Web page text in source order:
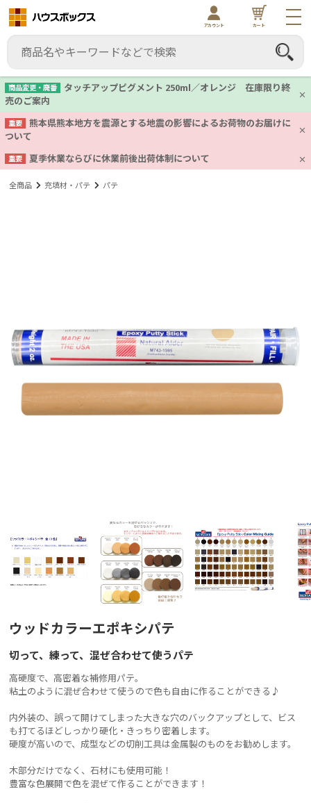
商品変更・廃番
タッチアップピグメント 250ml／オレンジ 在庫限り終
売のご案内
重要
熊本県熊本地方を震源とする地震の影響によるお荷物のお届けに
ついて
重要 夏季休業ならびに休業前後出荷体制について
アカウント カート
全商品 充填材・パテ パテ
ウッドカラーエポキシパテ
切って、練って、混ぜ合わせて使うパテ
高硬度で、高密着な補修用パテ。
粘土のように混ぜ合わせて使うので色も自由に作ることができる♪
内外装の、誤って開けてしまった大きな穴のバックアップとして、ビス
も打てるほどしっかり硬化・きっちり密着します。
硬度が高いので、成型などの切削工具は金属製のものをお勧めします。
木部分だけでなく、石材にも使用可能！
豊富な色展開で色を混ぜて作ることができます！